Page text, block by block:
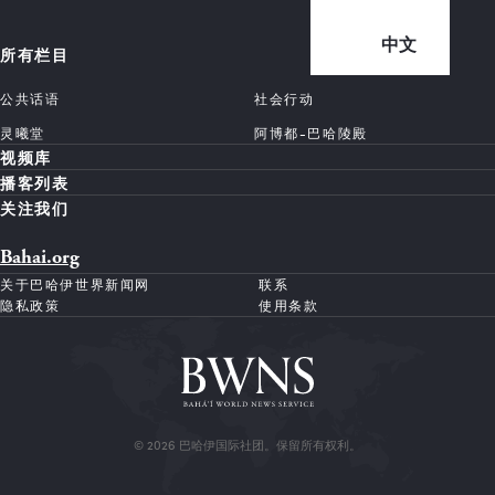
中文
所有栏目
公共话语
社会行动
灵曦堂
阿博都-巴哈陵殿
视频库
播客列表
关注我们
Bahai.org
关于巴哈伊世界新闻网
联系
隐私政策
使用条款
© 2026 巴哈伊国际社团。保留所有权利。